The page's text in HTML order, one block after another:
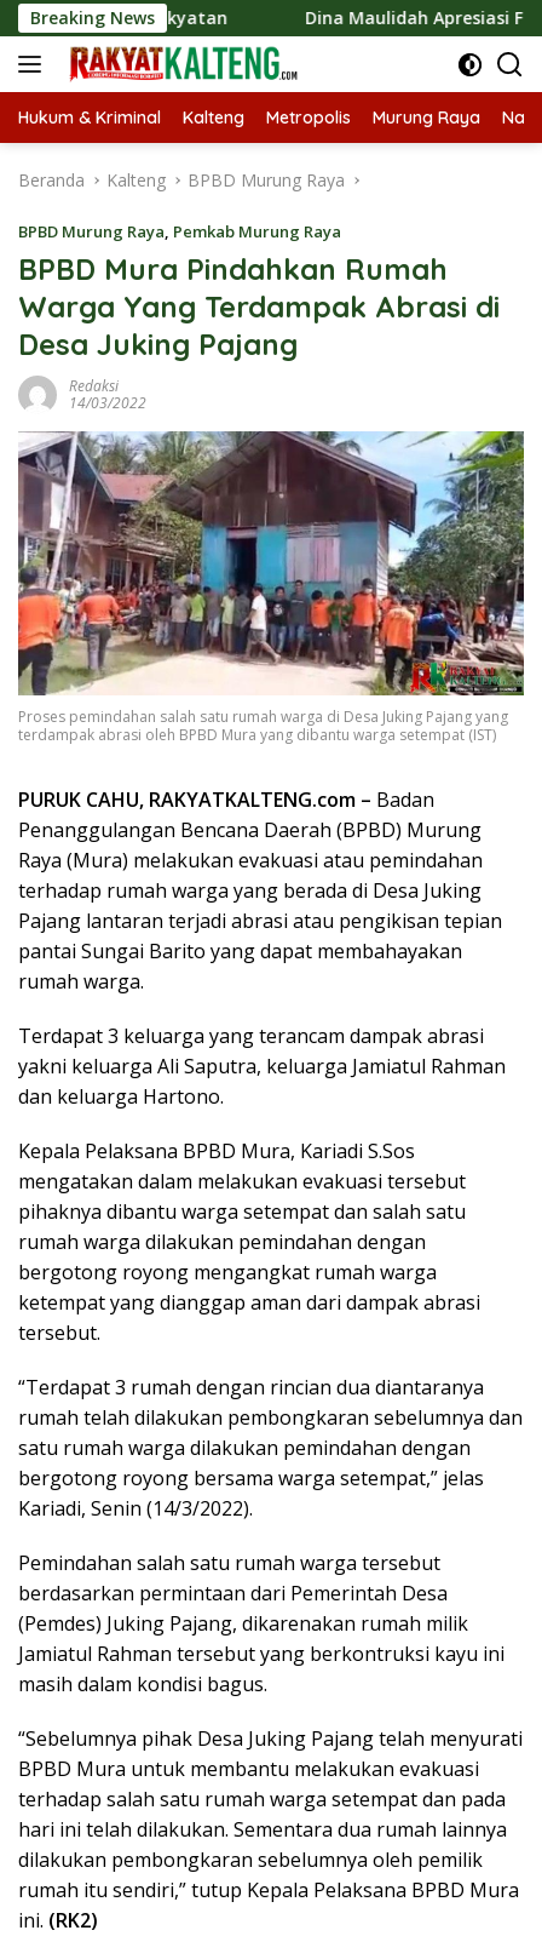
Langsung
ke
konten
Breaking News
Kerakyatan Dina Maulidah Apresiasi Festival
Hukum & Kriminal Kalteng Metropolis Murung Raya
Beranda Kalteng BPBD Murung Raya
BPBD Murung Raya, Pemkab Murung Raya
BPBD Mura Pindahkan Rumah
Warga Yang Terdampak Abrasi di
Desa Juking Pajang
Redaksi
14/03/2022
Proses pemindahan salah satu rumah warga di Desa Juking Pajang yang
terdampak abrasi oleh BPBD Mura yang dibantu warga setempat (IST)
PURUK CAHU, RAKYATKALTENG.com – Badan
Penanggulangan Bencana Daerah (BPBD) Murung
Raya (Mura) melakukan evakuasi atau pemindahan
terhadap rumah warga yang berada di Desa Juking
Pajang lantaran terjadi abrasi atau pengikisan tepian
pantai Sungai Barito yang dapat membahayakan
rumah warga.
Terdapat 3 keluarga yang terancam dampak abrasi
yakni keluarga Ali Saputra, keluarga Jamiatul Rahman
dan keluarga Hartono.
Kepala Pelaksana BPBD Mura, Kariadi S.Sos
mengatakan dalam melakukan evakuasi tersebut
pihaknya dibantu warga setempat dan salah satu
rumah warga dilakukan pemindahan dengan
bergotong royong mengangkat rumah warga
ketempat yang dianggap aman dari dampak abrasi
tersebut.
“Terdapat 3 rumah dengan rincian dua diantaranya
rumah telah dilakukan pembongkaran sebelumnya dan
satu rumah warga dilakukan pemindahan dengan
bergotong royong bersama warga setempat,” jelas
Kariadi, Senin (14/3/2022).
Pemindahan salah satu rumah warga tersebut
berdasarkan permintaan dari Pemerintah Desa
(Pemdes) Juking Pajang, dikarenakan rumah milik
Jamiatul Rahman tersebut yang berkontruksi kayu ini
masih dalam kondisi bagus.
“Sebelumnya pihak Desa Juking Pajang telah menyurati
BPBD Mura untuk membantu melakukan evakuasi
terhadap salah satu rumah warga setempat dan pada
hari ini telah dilakukan. Sementara dua rumah lainnya
dilakukan pembongkaran sebelumnya oleh pemilik
rumah itu sendiri,” tutup Kepala Pelaksana BPBD Mura
ini. (RK2)